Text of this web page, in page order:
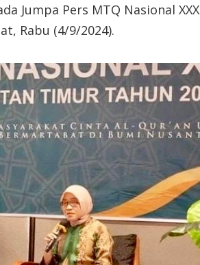
Jumpa Pers MTQ Nasional XXX
Rabu (4/9/2024).